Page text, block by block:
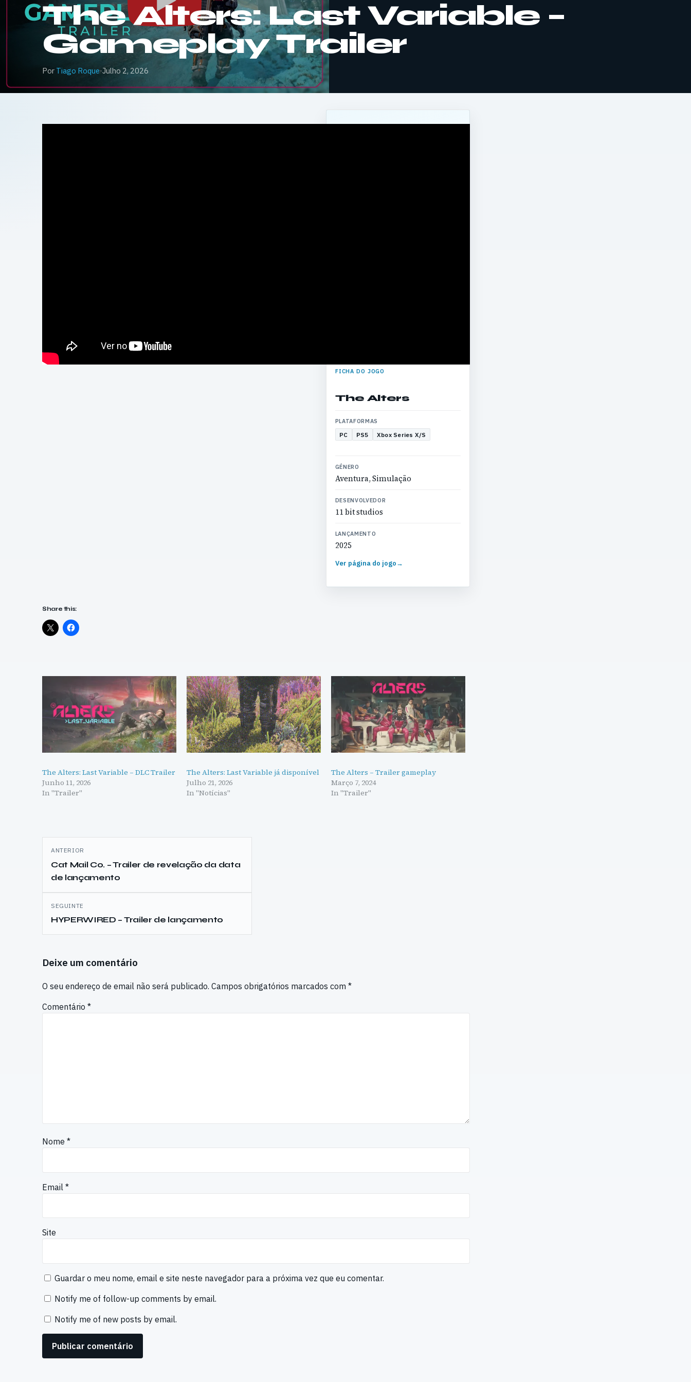
The Alters: Last Variable –
Gameplay Trailer
Por Tiago Roque·Julho 2, 2026
FICHA DO JOGO
The Alters
PLATAFORMAS
PC PS5 Xbox Series X/S
GÉNERO
Aventura, Simulação
DESENVOLVEDOR
11 bit studios
LANÇAMENTO
2025
Ver página do jogo→
Share this:
The Alters: Last Variable – DLC Trailer
Junho 11, 2026
In "Trailer"
The Alters: Last Variable já disponível
Julho 21, 2026
In "Notícias"
The Alters – Trailer gameplay
Março 7, 2024
In "Trailer"
Navegação
de
artigos
ANTERIOR
Cat Mail Co. – Trailer de revelação da data
de lançamento
SEGUINTE
HYPERWIRED – Trailer de lançamento
Deixe um comentário
O seu endereço de email não será publicado. Campos obrigatórios marcados com *
Comentário *
Nome *
Email *
Site
Guardar o meu nome, email e site neste navegador para a próxima vez que eu comentar.
Notify me of follow-up comments by email.
Notify me of new posts by email.